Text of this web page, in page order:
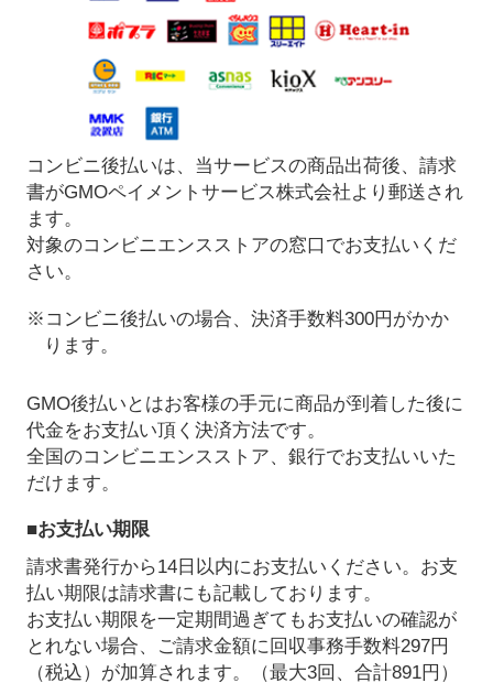
コンビニ後払いは、当サービスの商品出荷後、請求
書がGMOペイメントサービス株式会社より郵送され
ます。
対象のコンビニエンスストアの窓口でお支払いくだ
さい。
※コンビニ後払いの場合、決済手数料300円がかか
ります。
GMO後払いとはお客様の手元に商品が到着した後に
代金をお支払い頂く決済方法です。
全国のコンビニエンスストア、銀行でお支払いいた
だけます。
■お支払い期限
請求書発行から14日以内にお支払いください。お支
払い期限は請求書にも記載しております。
お支払い期限を一定期間過ぎてもお支払いの確認が
とれない場合、ご請求金額に回収事務手数料297円
（税込）が加算されます。（最大3回、合計891円）